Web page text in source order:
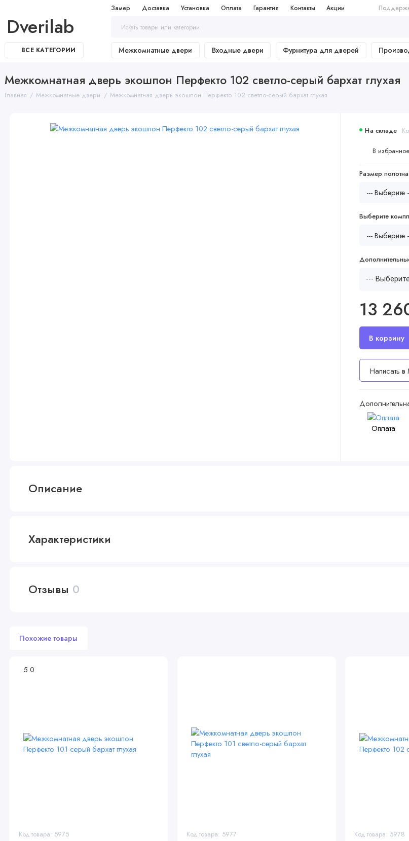
Замер Доставка Установка Оплата Гарантия Контакты Акции
Dverilab
ВСЕ КАТЕГОРИИ Межкомнатные двери Входные двери Фурнитура для дверей
Межкомнатная дверь экошпон Перфекто 102 светло-серый бархат глухая
Главная Межкомнатные двери Межкомнатная дверь экошпон Перфекто 102 светло-серый бархат глухая
На складе
В избранное
Размер полотна
Выберите
---
13
Написать в
Оплата
Описание
Характеристики
Отзывы 0
Похожие товары
5.0
Код товара: 5975 Код товара: 5977 Код товара: 5978